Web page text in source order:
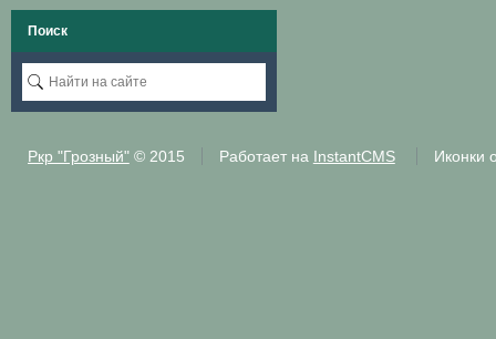
Поиск
Ркр "Грозный"© 2015 Работает на InstantCMS Иконки